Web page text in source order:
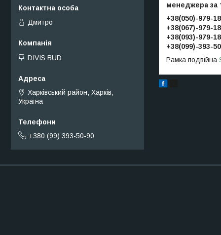
менеджера за
+38(050)-979-
+38(067)-979-
+38(093)-979-
+38(099)-393-
Рамка подвійна
Дмитро
DIVIS BUD
Харківський район, Харків,
Україна
+380 (99) 393-50-90